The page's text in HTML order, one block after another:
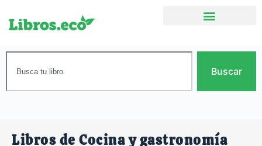
Buscar
Libros de Cocina y gastronomía